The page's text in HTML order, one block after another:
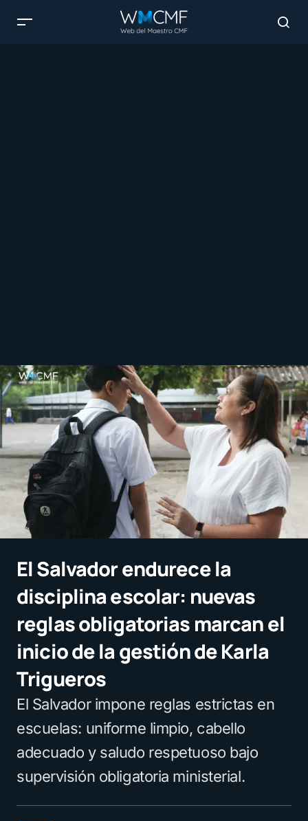
El Salvador endurece la
disciplina escolar: nuevas
reglas obligatorias marcan el
inicio de la gestión de Karla
Trigueros
El Salvador impone reglas estrictas en
escuelas: uniforme limpio, cabello
adecuado y saludo respetuoso bajo
supervisión obligatoria ministerial.